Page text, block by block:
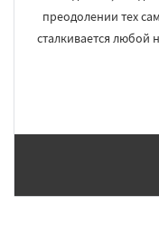
преодолении тех
сталкивается